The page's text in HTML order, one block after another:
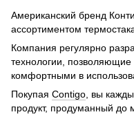
Американский бренд
ассортиментом
Компания регулярно
технологии,
комфортными в
Покупая Contigo, вы
продукт, продуманный до